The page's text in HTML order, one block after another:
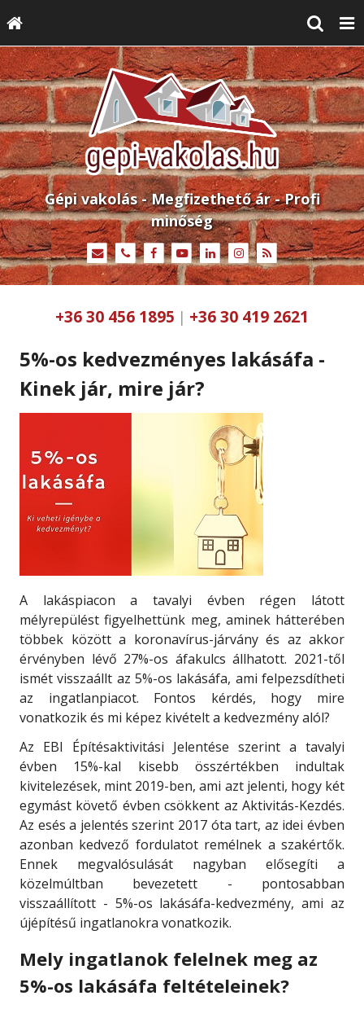
Gépi vakolás - Megfizethető ár - Profi
minőség
+36 30 456 1895 | +36 30 419 2621
5%-os kedvezményes lakásáfa -
Kinek jár, mire jár?
A lakáspiacon a tavalyi évben régen látott
mélyrepülést figyelhettünk meg, aminek hátterében
többek között a koronavírus-járvány és az akkor
érvényben lévő 27%-os áfakulcs állhatott. 2021-től
ismét visszaállt az 5%-os lakásáfa, ami felpezsdítheti
az ingatlanpiacot. Fontos kérdés, hogy mire
vonatkozik és mi képez kivételt a kedvezmény alól?
Az EBI Építésaktivitási Jelentése szerint a tavalyi
évben 15%-kal kisebb összértékben indultak
kivitelezések, mint 2019-ben, ami azt jelenti, hogy két
egymást követő évben csökkent az Aktivitás-Kezdés.
Az esés a jelentés szerint 2017 óta tart, az idei évben
azonban kedvező fordulatot remélnek a szakértők.
Ennek megvalósulását nagyban elősegíti a
közelmúltban bevezetett - pontosabban
visszaállított - 5%-os lakásáfa-kedvezmény, ami az
újépítésű ingatlanokra vonatkozik.
Mely ingatlanok felelnek meg az
5%-os lakásáfa feltételeinek?